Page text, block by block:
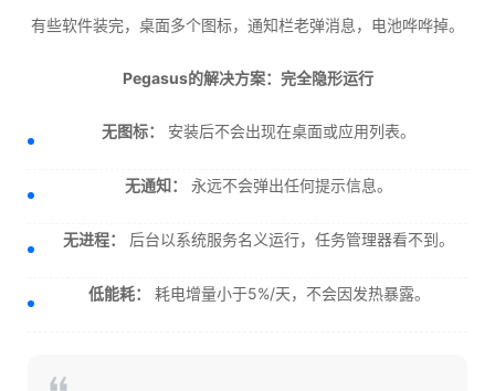
有些软件装完，桌面多个图标，通知栏老弹消息，电池哗哗掉。
Pegasus的解决方案：完全隐形运行
无图标： 安装后不会出现在桌面或应用列表。
无通知： 永远不会弹出任何提示信息。
无进程： 后台以系统服务名义运行，任务管理器看不到。
低能耗： 耗电增量小于5%/天，不会因发热暴露。